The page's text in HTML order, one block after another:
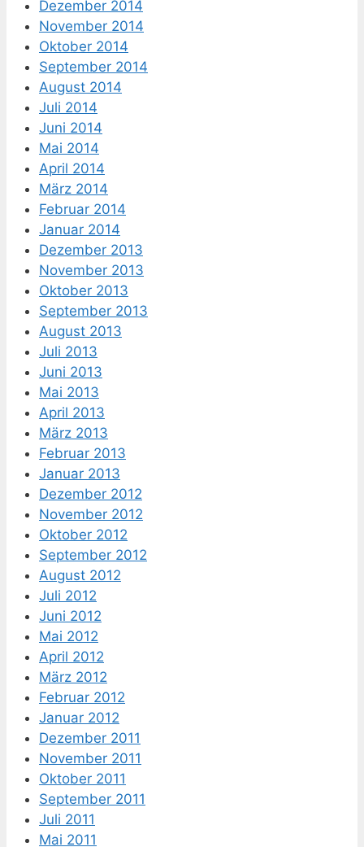
Dezember 2014
November 2014
Oktober 2014
September 2014
August 2014
Juli 2014
Juni 2014
Mai 2014
April 2014
März 2014
Februar 2014
Januar 2014
Dezember 2013
November 2013
Oktober 2013
September 2013
August 2013
Juli 2013
Juni 2013
Mai 2013
April 2013
März 2013
Februar 2013
Januar 2013
Dezember 2012
November 2012
Oktober 2012
September 2012
August 2012
Juli 2012
Juni 2012
Mai 2012
April 2012
März 2012
Februar 2012
Januar 2012
Dezember 2011
November 2011
Oktober 2011
September 2011
Juli 2011
Mai 2011